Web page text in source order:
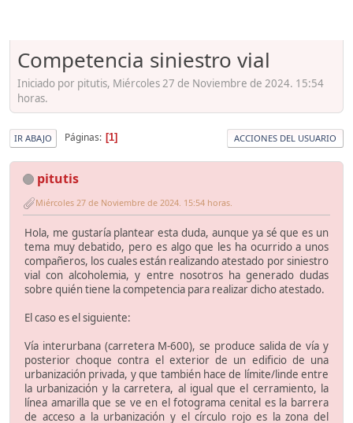
Competencia siniestro vial
Iniciado por pitutis, Miércoles 27 de Noviembre de 2024. 15:54
horas.
IR ABAJO Páginas 1 ACCIONES DEL USUARIO
pitutis
Miércoles 27 de Noviembre de 2024. 15:54 horas.
Hola, me gustaría plantear esta duda, aunque ya sé que es un
tema muy debatido, pero es algo que les ha ocurrido a unos
compañeros, los cuales están realizando atestado por siniestro
vial con alcoholemia, y entre nosotros ha generado dudas
sobre quién tiene la competencia para realizar dicho atestado.
El caso es el siguiente:
Vía interurbana (carretera M-600), se produce salida de vía y
posterior choque contra el exterior de un edificio de una
urbanización privada, y que también hace de límite/linde entre
la urbanización y la carretera, al igual que el cerramiento, la
línea amarilla que se ve en el fotograma cenital es la barrera
de acceso a la urbanización y el círculo rojo es la zona del